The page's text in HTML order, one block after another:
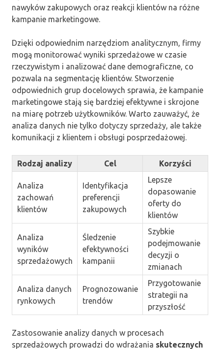
nawyków zakupowych oraz reakcji klientów na różne
kampanie marketingowe.
Dzięki odpowiednim narzędziom analitycznym, firmy
mogą monitorować wyniki sprzedażowe w czasie
rzeczywistym i analizować dane demograficzne, co
pozwala na segmentację klientów. Stworzenie
odpowiednich grup docelowych sprawia, że kampanie
marketingowe stają się bardziej efektywne i skrojone
na miarę potrzeb użytkowników. Warto zauważyć, że
analiza danych nie tylko dotyczy sprzedaży, ale także
komunikacji z klientem i obsługi posprzedażowej.
Rodzaj analizy Cel Korzyści
Analiza
zachowań
klientów
Identyfikacja
preferencji
zakupowych
Lepsze
dopasowanie
oferty do
klientów
Analiza
wyników
sprzedażowych
Śledzenie
efektywności
kampanii
Szybkie
podejmowanie
decyzji o
zmianach
Analiza danych
rynkowych
Prognozowanie
trendów
Przygotowanie
strategii na
przyszłość
Zastosowanie analizy danych w procesach
sprzedażowych prowadzi do wdrażania skutecznych